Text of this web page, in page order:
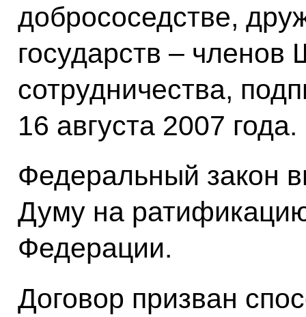
добрососедстве,
государств – членов
сотрудничества,
16 августа 2007 года.
Федеральный закон
Думу на
Федерации.
Договор призван